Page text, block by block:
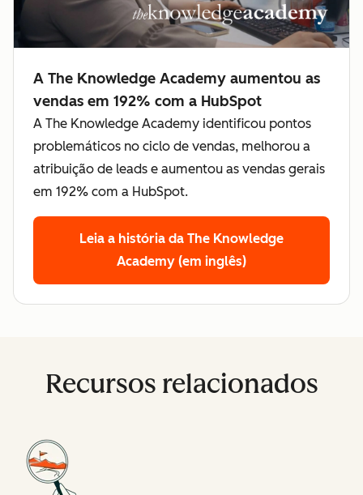
A The Knowledge Academy aumentou as
vendas em 192% com a HubSpot
A The Knowledge Academy identificou pontos
problemáticos no ciclo de vendas, melhorou a
atribuição de leads e aumentou as vendas gerais
em 192% com a HubSpot.
Leia a história da The Knowledge
Academy (em inglês)
Recursos relacionados